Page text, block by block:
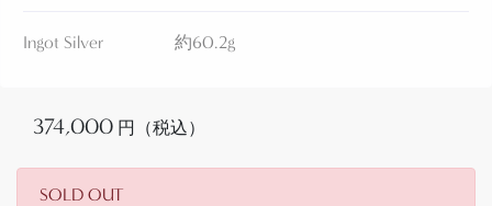
で削る原始的な技法を駆使することで、立体的な凹
それらによって作られたライン状の凹凸は、まるで
されており、立体的で奥行きのある表情が生み出さ
Ingot Silver 約60.2g
374,000 円（税込）
SOLD OUT